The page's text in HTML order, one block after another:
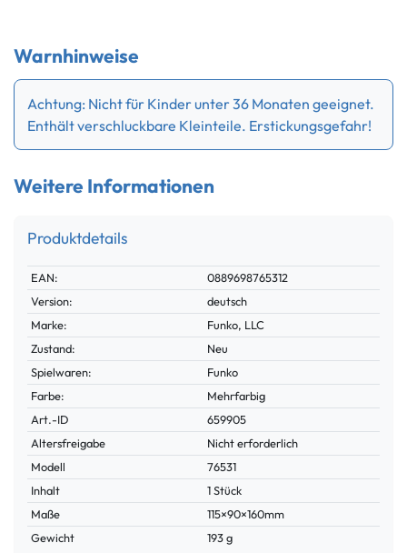
Warnhinweise
Achtung: Nicht für Kinder unter 36 Monaten geeignet.
Enthält verschluckbare Kleinteile. Erstickungsgefahr!
Weitere Informationen
Produktdetails
Technisches
Merkmal
Wert
EAN:
0889698765312
Version:
deutsch
Marke:
Funko, LLC
Zustand:
Neu
Spielwaren:
Funko
Farbe:
Mehrfarbig
Technisches
Merkmal
Wert
Art.-ID
659905
Altersfreigabe
Nicht erforderlich
Modell
76531
Inhalt
1 Stück
Maße
115×90×160mm
Gewicht
193 g